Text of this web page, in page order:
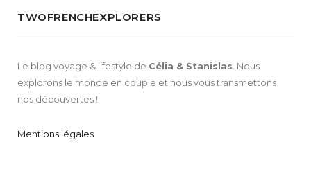
TWOFRENCHEXPLORERS
Le blog voyage & lifestyle de Célia & Stanislas . Nous
explorons le monde en couple et nous vous transmettons
nos découvertes !
Mentions légales